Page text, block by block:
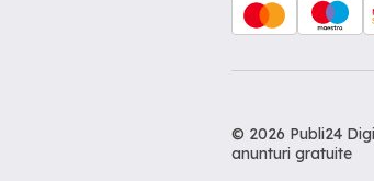
© 2026 Publi24
anunturi gratuite